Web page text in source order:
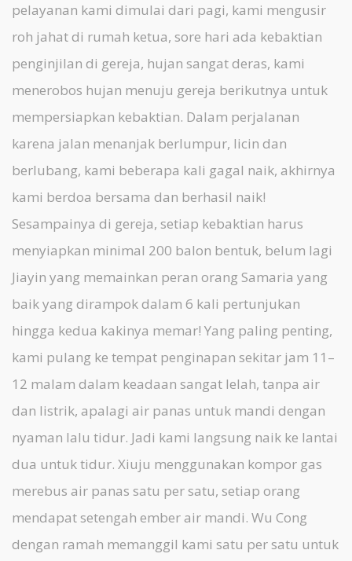
pelayanan kami dimulai dari pagi, kami mengusir
roh jahat di rumah ketua, sore hari ada kebaktian
penginjilan di gereja, hujan sangat deras, kami
menerobos hujan menuju gereja berikutnya untuk
mempersiapkan kebaktian. Dalam perjalanan
karena jalan menanjak berlumpur, licin dan
berlubang, kami beberapa kali gagal naik, akhirnya
kami berdoa bersama dan berhasil naik!
Sesampainya di gereja, setiap kebaktian harus
menyiapkan minimal 200 balon bentuk, belum lagi
Jiayin yang memainkan peran orang Samaria yang
baik yang dirampok dalam 6 kali pertunjukan
hingga kedua kakinya memar! Yang paling penting,
kami pulang ke tempat penginapan sekitar jam 11–
12 malam dalam keadaan sangat lelah, tanpa air
dan listrik, apalagi air panas untuk mandi dengan
nyaman lalu tidur. Jadi kami langsung naik ke lantai
dua untuk tidur. Xiuju menggunakan kompor gas
merebus air panas satu per satu, setiap orang
mendapat setengah ember air mandi. Wu Cong
dengan ramah memanggil kami satu per satu untuk